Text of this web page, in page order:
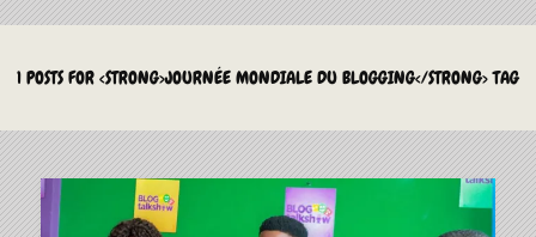
LE TAMTAM DU MBOA
La Culture du Mboa Dévoilée !
1 POSTS FOR <STRONG>JOURNÉE MONDIALE DU BLOGGING</STRONG> TAG